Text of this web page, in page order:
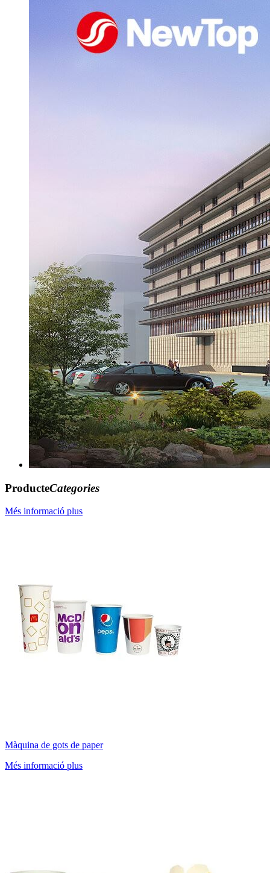
ProducteCategories
Més informació plus
Màquina de gots de paper
Més informació plus